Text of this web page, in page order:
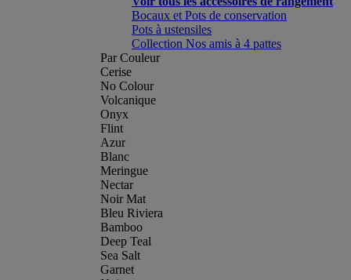
Bocaux et Pots de conservation
Pots à ustensiles
Collection Nos amis à 4 pattes
Par Couleur
Cerise
No Colour
Volcanique
Onyx
Flint
Azur
Blanc
Meringue
Nectar
Noir Mat
Bleu Riviera
Bamboo
Deep Teal
Sea Salt
Garnet